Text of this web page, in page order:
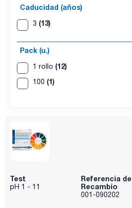
Caducidad (años)
3 (13)
Pack (u.)
1 rollo (12)
100 (1)
Test
pH 1 - 11
Referencia de
Recambio
001-090202